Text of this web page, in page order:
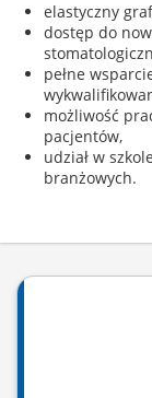
elastyczny
dostęp do
pełne
możliwość
pacjentów,
udział w
branżowych.